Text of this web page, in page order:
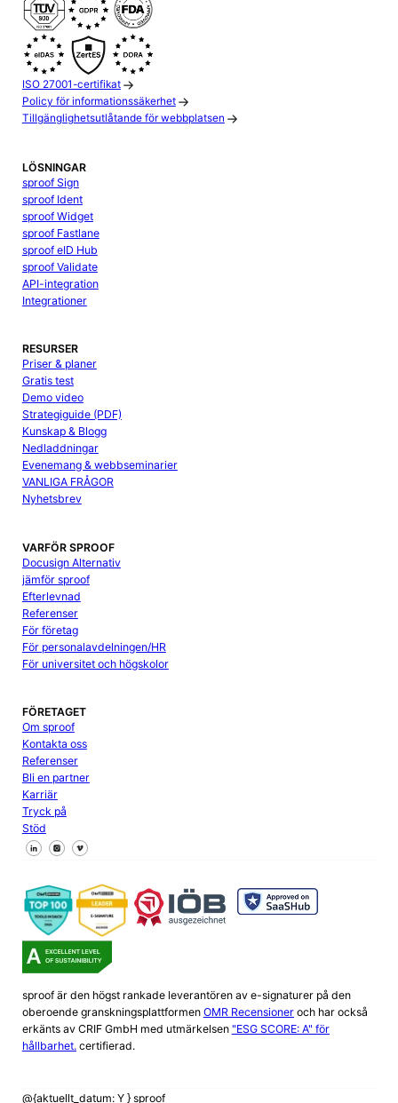
ISO 27001-certifikat
Policy för informationssäkerhet
Tillgänglighetsutlåtande för webbplatsen
LÖSNINGAR
sproof Sign
sproof Ident
sproof Widget
sproof Fastlane
sproof eID Hub
sproof Validate
API-integration
Integrationer
RESURSER
Priser & planer
Gratis test
Demo video
Strategiguide (PDF)
Kunskap & Blogg
Nedladdningar
Evenemang & webbseminarier
VANLIGA FRÅGOR
Nyhetsbrev
VARFÖR SPROOF
Docusign Alternativ
jämför sproof
Efterlevnad
Referenser
För företag
För personalavdelningen/HR
För universitet och högskolor
FÖRETAGET
Om sproof
Kontakta oss
Referenser
Bli en partner
Karriär
Tryck på
Stöd
Följ oss på Facebook
Följ oss på X
Följ oss på LinkedIn
sproof är den högst rankade leverantören av e-signaturer på den
oberoende granskningsplattformen OMR Recensioneroch har också
erkänts av CRIF GmbH med utmärkelsen "ESG SCORE: A" för
hållbarhet.certifierad.
@{aktuellt_datum: Y } sproof